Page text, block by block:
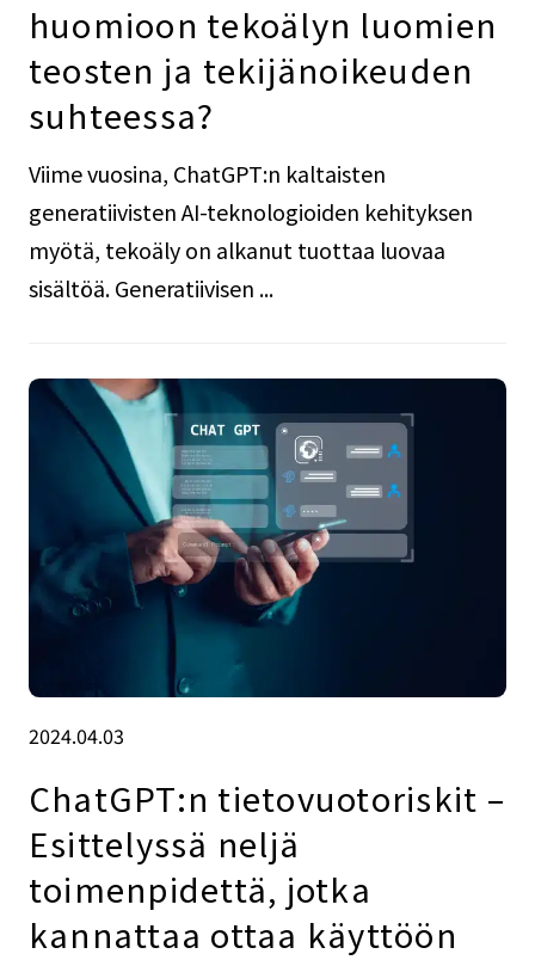
huomioon tekoälyn luomien
teosten ja tekijänoikeuden
suhteessa?
Viime vuosina, ChatGPT:n kaltaisten
generatiivisten AI-teknologioiden kehityksen
myötä, tekoäly on alkanut tuottaa luovaa
sisältöä. Generatiivisen ...
2024.04.03
ChatGPT:n tietovuotoriskit –
Esittelyssä neljä
toimenpidettä, jotka
kannattaa ottaa käyttöön